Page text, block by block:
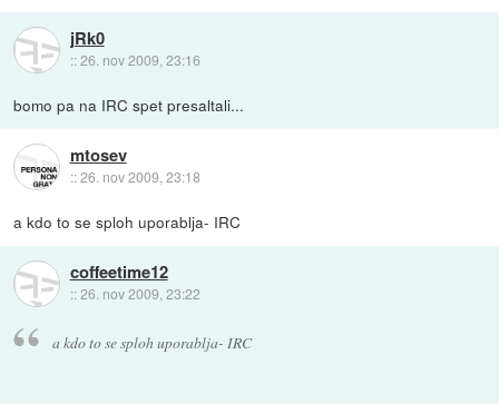
jRk0
::26. nov 2009, 23:16
bomo pa na IRC spet presaltali...
mtosev
::26. nov 2009, 23:18
a kdo to se sploh uporablja- IRC
coffeetime12
::26. nov 2009, 23:22
a kdo to se sploh uporablja- IRC